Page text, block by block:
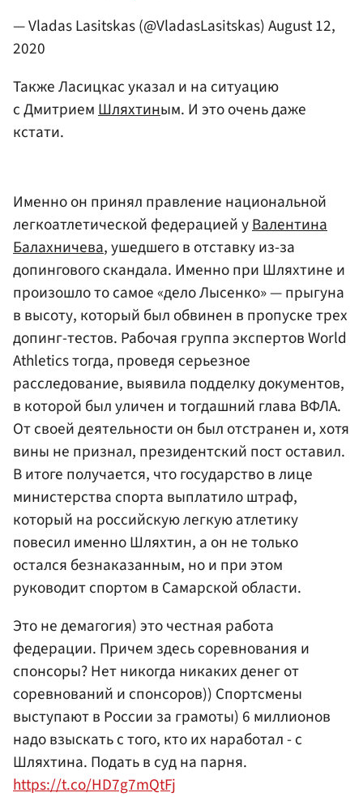
— Vladas Lasitskas (@VladasLasitskas)August 12,
2020
Также Ласицкас указал и на ситуацию
с ДмитриемШляхтиным. И это очень даже
кстати.
Именно он принял правление национальной
легкоатлетической федерацией уВалентина
Балахничева, ушедшего в отставку из-за
допингового скандала. Именно при Шляхтине и
произошло то самое «дело Лысенко» — прыгуна
в высоту, который был обвинен в пропуске трех
допинг-тестов. Рабочая группа экспертов World
Athletics тогда, проведя серьезное
расследование, выявила подделку документов,
в которой был уличен и тогдашний глава ВФЛА.
От своей деятельности он был отстранен и, хотя
вины не признал, президентский пост оставил.
В итоге получается, что государство в лице
министерства спорта выплатило штраф,
который на российскую легкую атлетику
повесил именно Шляхтин, а он не только
остался безнаказанным, но и при этом
руководит спортом в Самарской области.
Это не демагогия) это честная работа
федерации. Причем здесь соревнования и
спонсоры? Нет никогда никаких денег от
соревнований и спонсоров)) Спортсмены
выступают в России за грамоты) 6 миллионов
надо взыскать с того, кто их наработал - с
Шляхтина. Подать в суд на парня.
https://t.co/HD7g7mQtFj